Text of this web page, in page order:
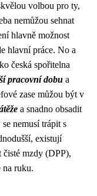
volbou pro ty,
nemůžou sehnat
hlavně možnost
hlavní práce. No a
česká spořitelna
pracovní dobu a
zase můžou být v
a snadno obsadit
nemusí trápit s
existují
mzdy (DPP),
na ruku.